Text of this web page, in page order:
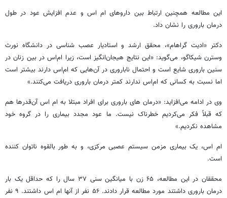
این مطالعه همچنین ارتباط بین داروهای ام اس و عدم افزایش عود در طول
درمان باروری را نشان داد.
دکتر «ادیتگراهام»، محقق ارشد و استادیار عصب شناسی در دانشگاه نورث
وسترن شیکاگو، می‌گوید: «این نتایج هیجان‌انگیز است، زیرا ام‌اس در بین زنان در
سنین باروری شایع است و احتمال ناباروری در آن‌هایی که ام‌اس دارند بیشتر است
اما نسبت به کسانی که ام‌اس ندارند کمتر درمان باروری دریافت می‌کنند.»
وی در ادامه می‌افزاید: «درمان های باروری برای افراد مبتلا به ام اسآن‌قدرها هم
که قبلاً فکر می‌کردیم خطرناک نیست. ما عود مجدد بیماری را در گروه خود
مشاهده نکردیم.»
ام اس، یک بیماری مزمن سیستم عصبی مرکزی، و به طور بالقوه ناتوان کننده
است.
محققان در این مطالعه، ۶۵ زن با میانگین سنی ۳۷ سال را که حداقل یک بار
درمان باروری داشتند مورد مطالعه قرار دادند. ۵۶ نفر از آنها
ام اس
داشتند. ۹ نفر